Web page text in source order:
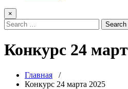
×
Конкурс 24
Главная /
Конкурс 24 марта 2025